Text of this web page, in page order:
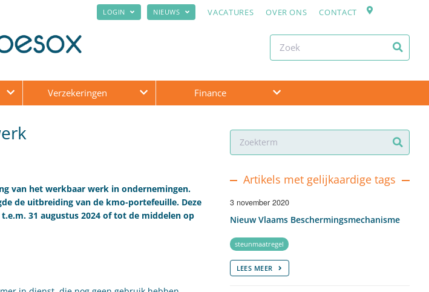
LOGIN NIEUWS VACATURES OVER ONS CONTACT
Verzekeringen Finance
van het werkbaar werk in ondernemingen.
de uitbreiding van de kmo-portefeuille. Deze
31 augustus 2024 of tot de middelen op
Artikels met gelijkaardige tags
3 november 2020
Nieuw Vlaams Beschermingsmechanisme
steunmaatregel
LEES MEER